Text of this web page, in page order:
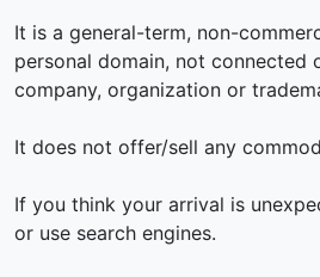
It is a general-term, non-
personal domain, not connected
company, organization or
It does not offer/sell any
If you think your arrival is
or use search engines.